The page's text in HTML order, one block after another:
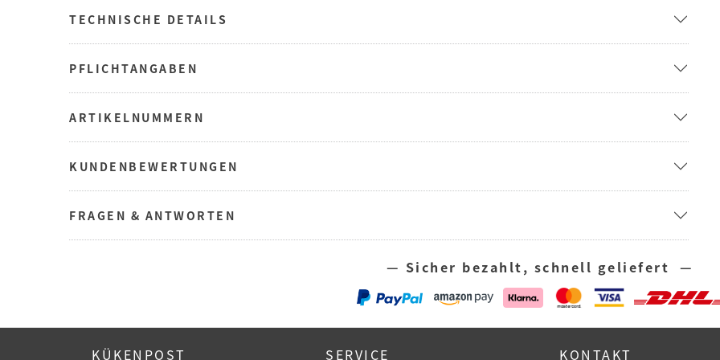
TECHNISCHE DETAILS
PFLICHTANGABEN
ARTIKELNUMMERN
KUNDENBEWERTUNGEN
FRAGEN & ANTWORTEN
— Sicher bezahlt, schnell geliefert —
KÜKENPOST SERVICE KONTAKT